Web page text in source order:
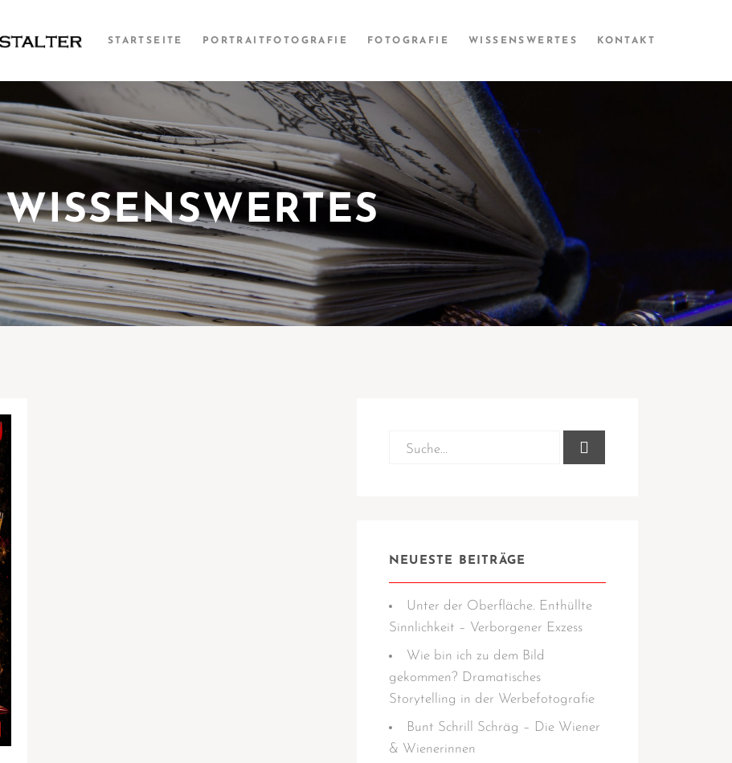
STARTSEITE PORTRAITFOTOGRAFIE FOTOGRAFIE WISSENS­­WERTES KONTAKT
WISSENSWERTES
NEUESTE BEITRÄGE
Unter der Oberfläche. Enthüllte
Sinnlichkeit – Verborgener Exzess
Wie bin ich zu dem Bild
gekommen? Dramatisches
Storytelling in der Werbefotografie
Bunt Schrill Schräg – Die Wiener
& Wienerinnen